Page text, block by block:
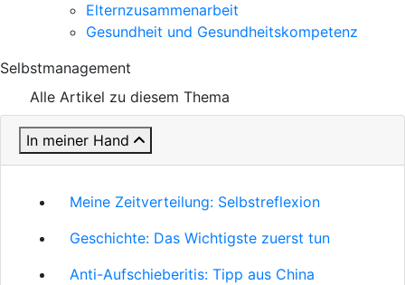
Elternzusammenarbeit
Gesundheit und Gesundheitskompetenz
Selbstmanagement
Alle Artikel zu diesem Thema
In meiner Hand
Meine Zeitverteilung: Selbstreflexion
Geschichte: Das Wichtigste zuerst tun
Anti-Aufschieberitis: Tipp aus China